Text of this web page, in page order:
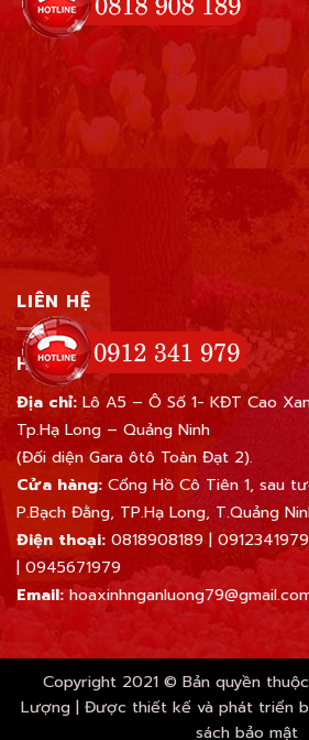
LIÊN HỆ
HOA XINH NGÂN LƯỢNG
Địa chỉ: Lô A5 – Ô Số 1- KĐT Cao
Tp.Hạ Long – Quảng Ninh
(Đối diện Gara ôtô Toàn Đạt 2).
Cửa hàng: Cổng Hồ Cô Tiên 1, sau
P.Bạch Đằng, TP.Hạ Long, T.Quảng
Điện thoại: 0818908189| 0912341979
| 0945671979
Email:
Copyright 2021 © Bản quyền
Lượng | Được thiết kế và phát triển
sách bảo mật